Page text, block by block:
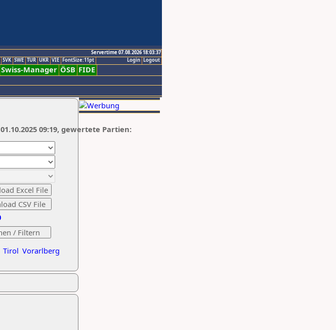
Servertime 07.08.2026 18:03:37
Logout
Login
SVK SWE TUR UKR VIE FontSize:11pt
Swiss-Manager ÖSB FIDE
Tirol Vorarlberg
09:19, gewertete Partien: